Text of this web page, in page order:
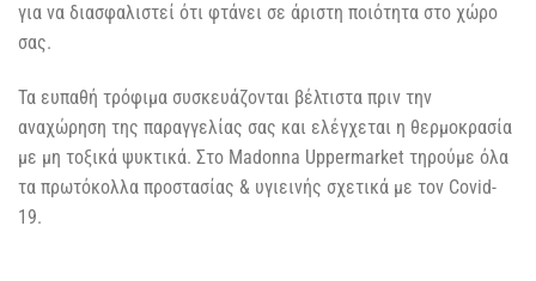
για να διασφαλιστεί ότι φτάνει σε άριστη ποιότητα στο χώρο
σας.
Τα ευπαθή τρόφιμα συσκευάζονται βέλτιστα πριν την
αναχώρηση της παραγγελίας σας και ελέγχεται η θερμοκρασία
με μη τοξικά ψυκτικά. Στο Madonna Uppermarket τηρούμε όλα
τα πρωτόκολλα προστασίας & υγιεινής σχετικά με τον Covid-
19.